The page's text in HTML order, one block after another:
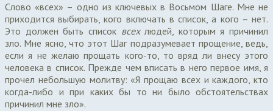
Слово «всех» – одно из ключевых в Восьмом Шаге. Мне не
приходится выбирать, кого включать в список, а кого – нет.
Это должен быть список всехлюдей, которым я причинил
зло. Мне ясно, что этот Шаг подразумевает прощение, ведь,
если я не желаю прощать кого-то, то вряд ли внесу этого
человека в список. Прежде чем вписать в него первое имя, я
прочел небольшую молитву: «Я прощаю всех и каждого, кто
когда-либо и при каких бы то ни было обстоятельствах
причинил мне зло».